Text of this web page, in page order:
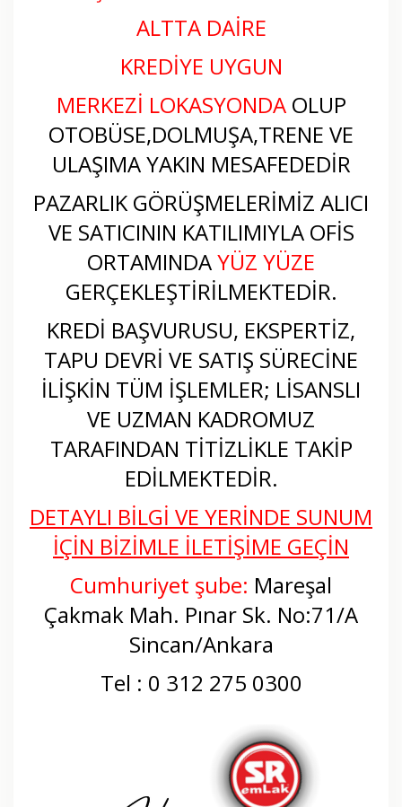
ALTTA DAİRE
KREDİYE UYGUN
MERKEZİ LOKASYONDAOLUP
OTOBÜSE,DOLMUŞA,TRENE VE
ULAŞIMA YAKIN MESAFEDEDİR
PAZARLIK GÖRÜŞMELERİMİZ ALICI
VE SATICININ KATILIMIYLA OFİS
ORTAMINDAYÜZ YÜZE
GERÇEKLEŞTİRİLMEKTEDİR.
KREDİ BAŞVURUSU, EKSPERTİZ,
TAPU DEVRİ VE SATIŞ SÜRECİNE
İLİŞKİN TÜM İŞLEMLER; LİSANSLI
VE UZMAN KADROMUZ
TARAFINDAN TİTİZLİKLE TAKİP
EDİLMEKTEDİR.
DETAYLI BİLGİ VE YERİNDE SUNUM
İÇİN BİZİMLE İLETİŞİME GEÇİN
Cumhuriyet şube: Mareşal
Çakmak Mah. Pınar Sk. No:71/A
Sincan/Ankara
Tel : 0 312 275 0300